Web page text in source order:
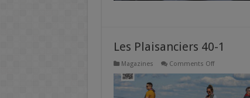
Les Plaisanciers 40-1
Magazines Comments Offon
Plaisanciers
40-
1